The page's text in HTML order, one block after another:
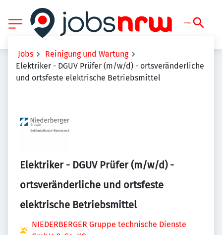
Jobs
Reinigung und Wartung
Elektriker - DGUV Prüfer (m/w/d) - ortsveränderliche
und ortsfeste elektrische Betriebsmittel
Elektriker - DGUV Prüfer (m/w/d) -
ortsveränderliche und ortsfeste
elektrische Betriebsmittel
NIEDERBERGER Gruppe technische Dienste